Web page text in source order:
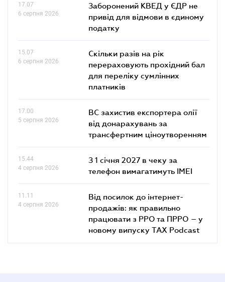
17.07
6 серпня 2026
Заборонений КВЕД у ЄДР не
привід для відмови в єдиному
податку
15.07
6 серпня 2026
Скільки разів на рік
перераховують прохідний бал
для переліку сумлінних
платників
17.00
5 серпня 2026
ВС захистив експортера олії
від донарахувань за
трансфертним ціноутворенням
15.44
4 серпня 2026
З 1 січня 2027 в чеку за
телефон вимагатимуть IMEI
11.11
4 серпня 2026
Від посилок до інтернет-
продажів: як правильно
працювати з РРО та ПРРО – у
новому випуску TAX Podcast